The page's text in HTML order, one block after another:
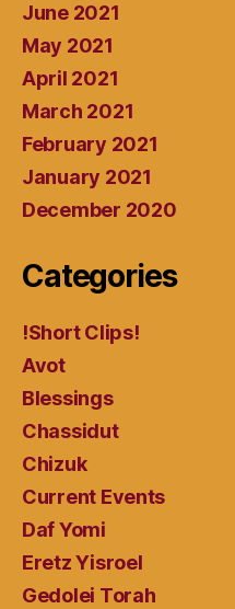
June 2021
May 2021
April 2021
March 2021
February 2021
January 2021
December 2020
Categories
!Short Clips!
Avot
Blessings
Chassidut
Chizuk
Current Events
Daf Yomi
Eretz Yisroel
Gedolei Torah